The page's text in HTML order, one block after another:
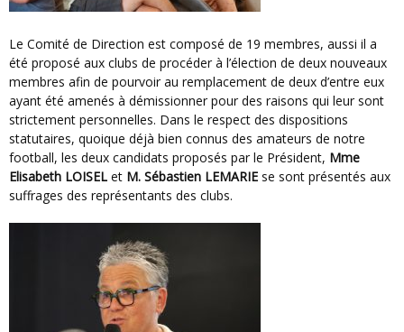
Le Comité de Direction est composé de 19 membres, aussi il a
été proposé aux clubs de procéder à l’élection de deux nouveaux
membres afin de pourvoir au remplacement de deux d’entre eux
ayant été amenés à démissionner pour des raisons qui leur sont
strictement personnelles. Dans le respect des dispositions
statutaires, quoique déjà bien connus des amateurs de notre
football, les deux candidats proposés par le Président, Mme
Elisabeth LOISEL et M. Sébastien LEMARIE se sont présentés aux
suffrages des représentants des clubs.